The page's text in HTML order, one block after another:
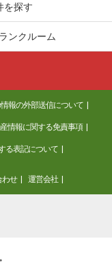
を探す
ンクルーム
報の外部送信について
情報に関する免責事項
る表記について
わせ 運営会社